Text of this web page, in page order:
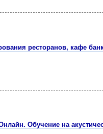
ресторанов, кафе
Обучение на